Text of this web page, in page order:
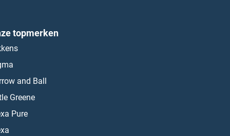
topmerken
and Ball
Greene
Pure